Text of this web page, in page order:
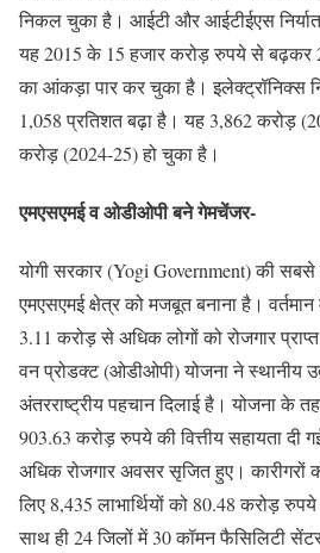
निकल चुका है। आईटी और आईटीईएस
यह 2015 के 15 हजार करोड़ रुपये से बढ़कर
का आंकड़ा पार कर चुका है। इलेक्ट्रॉनिक्स
1,058 प्रतिशत बढ़ा है। यह 3,862 करोड़
करोड़ (2024-25) हो चुका है।
एमएसएमई व ओडीओपी बने गेमचेंजर-
योगी सरकार (Yogi Government) की सबसे
एमएसएमई क्षेत्र को मजबूत बनाना है।
3.11 करोड़ से अधिक लोगों को रोजगार
वन प्रोडक्ट (ओडीओपी) योजना ने स्थानीय
अंतरराष्ट्रीय पहचान दिलाई है। योजना के
903.63 करोड़ रुपये की वित्तीय सहायता
अधिक रोजगार अवसर सृजित हुए। कारीगरों
लिए 8,435 लाभार्थियों को 80.48 करोड़
साथ ही 24 जिलों में 30 कॉमन फैसिलिटी